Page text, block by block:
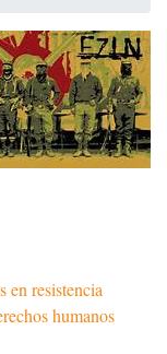
en resistencia
humanos